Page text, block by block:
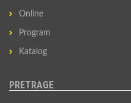
Online
Program
Katalog
PRETRAGE